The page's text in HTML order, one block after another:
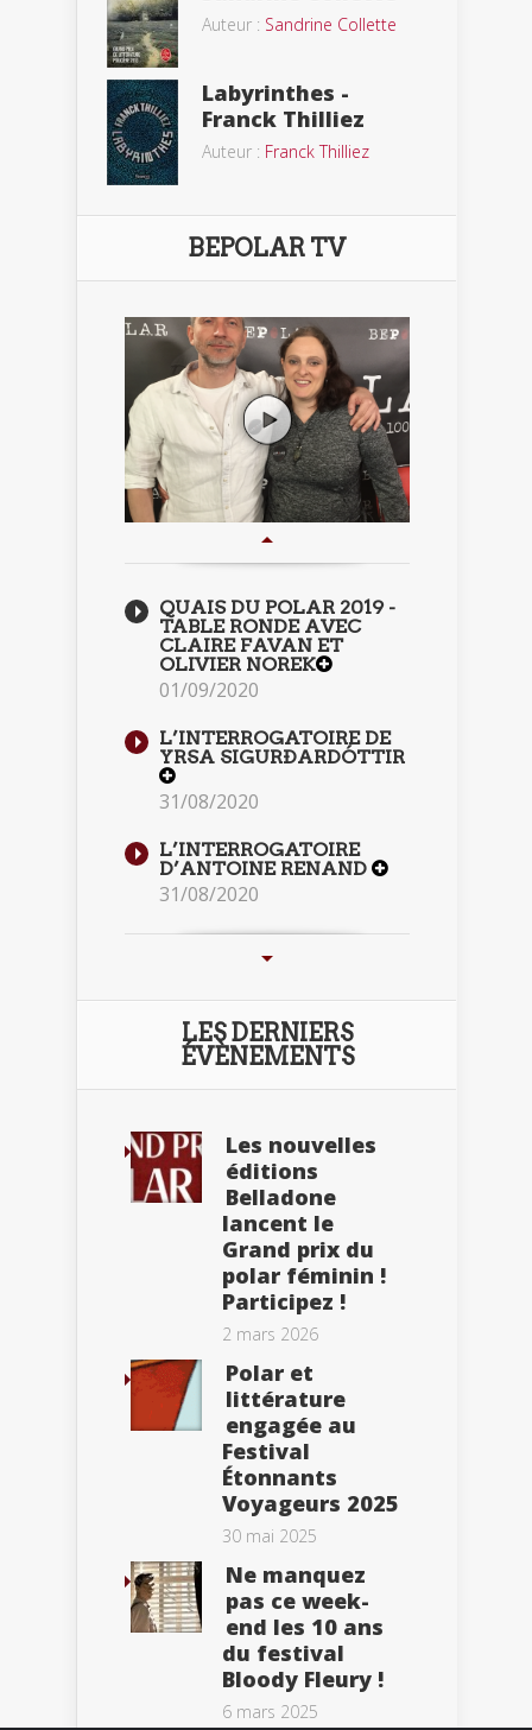
Auteur : Sandrine Collette
Labyrinthes -
Franck Thilliez
Auteur : Franck Thilliez
BEPOLAR TV
QUAIS DU POLAR 2019 -
TABLE RONDE AVEC
CLAIRE FAVAN ET
OLIVIER NOREK
01/09/2020
L’INTERROGATOIRE DE
YRSA SIGURÐARDÓTTIR
31/08/2020
L’INTERROGATOIRE
D’ANTOINE RENAND
31/08/2020
LES DERNIERS
ÉVÈNEMENTS
Les nouvelles
éditions
Belladone
lancent le
Grand prix du
polar féminin !
Participez !
2 mars 2026
Polar et
littérature
engagée au
Festival
Étonnants
Voyageurs 2025
30 mai 2025
Ne manquez
pas ce week-
end les 10 ans
du festival
Bloody Fleury !
6 mars 2025